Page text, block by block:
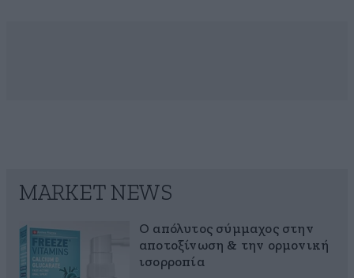
MARKET NEWS
Ο απόλυτος σύμμαχος στην
αποτοξίνωση & την ορμονική
ισορροπία